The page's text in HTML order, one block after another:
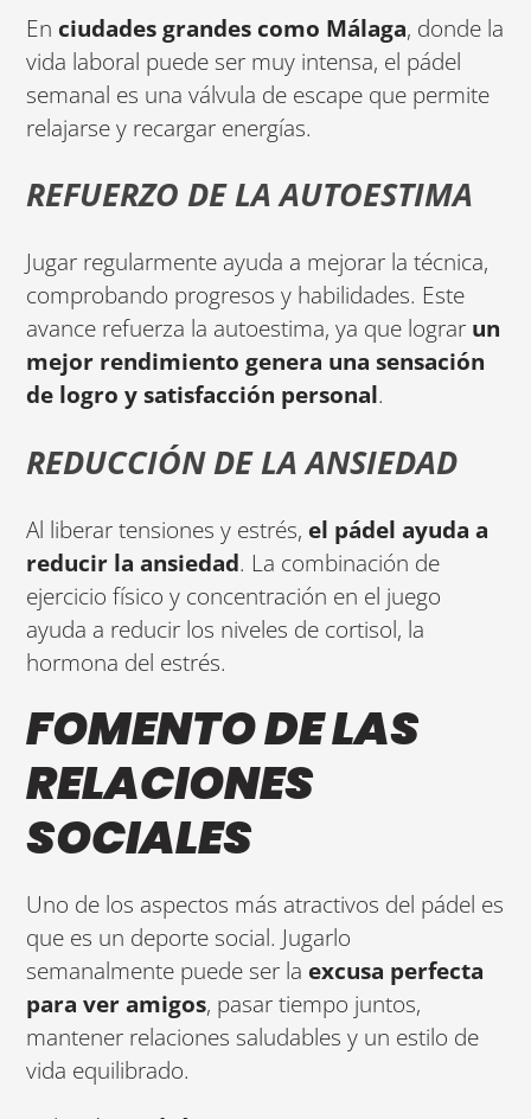
En ciudades grandes como Málaga, donde la
vida laboral puede ser muy intensa, el pádel
semanal es una válvula de escape que permite
relajarse y recargar energías.
REFUERZO DE LA AUTOESTIMA
Jugar regularmente ayuda a mejorar la técnica,
comprobando progresos y habilidades. Este
avance refuerza la autoestima, ya que lograr un
mejor rendimiento genera una sensación
de logro y satisfacción personal.
REDUCCIÓN DE LA ANSIEDAD
Al liberar tensiones y estrés, el pádel ayuda a
reducir la ansiedad. La combinación de
ejercicio físico y concentración en el juego
ayuda a reducir los niveles de cortisol, la
hormona del estrés.
FOMENTO DE LAS
RELACIONES
SOCIALES
Uno de los aspectos más atractivos del pádel es
que es un deporte social. Jugarlo
semanalmente puede ser la excusa perfecta
para ver amigos, pasar tiempo juntos,
mantener relaciones saludables y un estilo de
vida equilibrado.